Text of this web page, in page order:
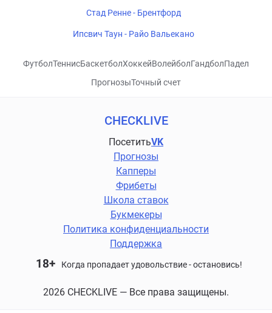
Стад Ренне - Брентфорд
Ипсвич Таун - Райо Вальекано
ФутболТеннисБаскетболХоккейВолейболГандболПадел
ПрогнозыТочный счет
CHECKLIVE
ПосетитьVK
Прогнозы
Капперы
Фрибеты
Школа ставок
Букмекеры
Политика конфиденциальности
Поддержка
18+ Когда пропадает удовольствие - остановись!
2026 CHECKLIVE — Все права защищены.